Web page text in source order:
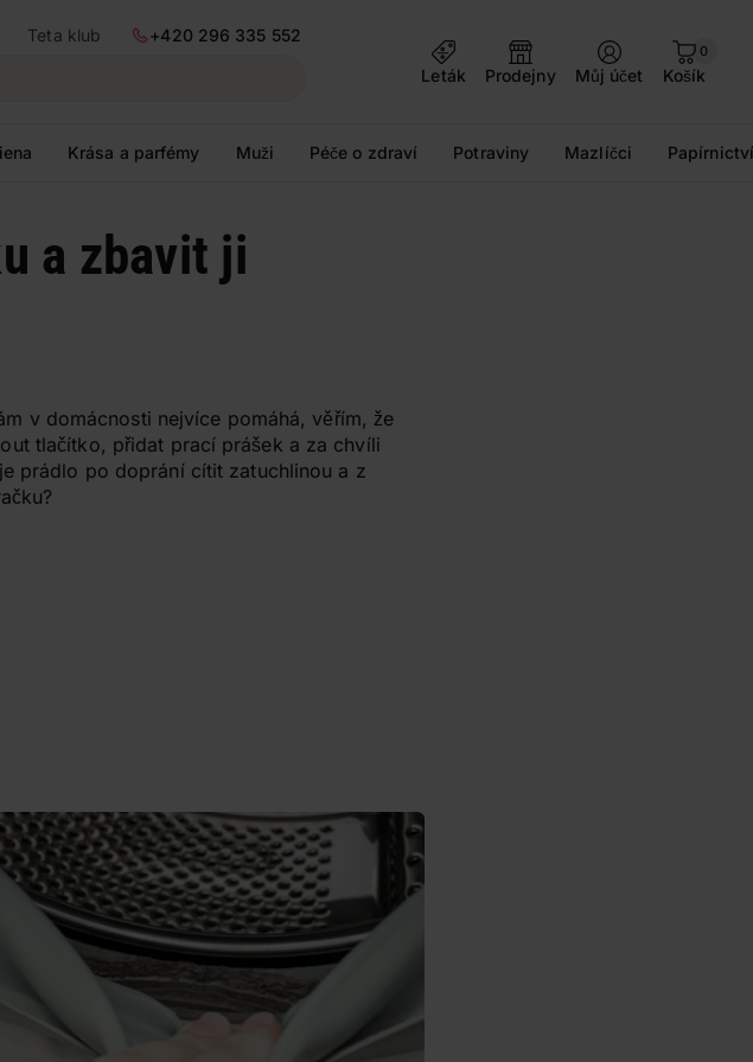
Teta klub
+420 296 335 552
Leták
Prodejny Můj účet
0
Košík
Krása a parfémy Muži Péče o zdraví Potraviny Mazlíčci
a zbavit ji
v domácnosti nejvíce pomáhá, věřím, že
tlačítko, přidat prací prášek a za chvíli
prádlo po doprání cítit zatuchlinou a z